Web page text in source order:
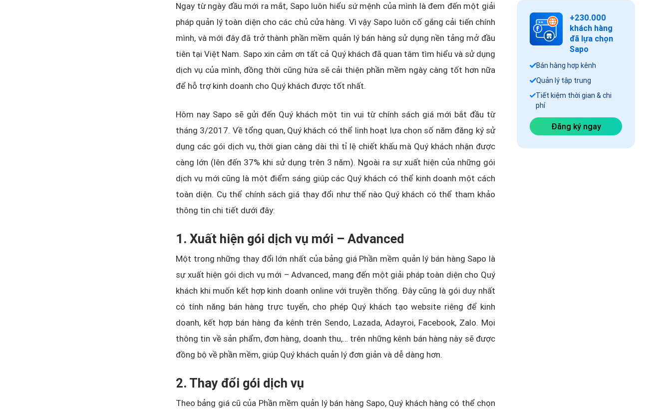
+230.000
khách hàng
đã lựa chọn
Sapo
Bán hàng hợp kênh
Quản lý tập trung
Tiết kiệm thời gian & chi
phí
Đăng ký ngay
Ngay từ ngày đầu mới ra mắt, Sapo luôn hiểu sứ mệnh của mình là đem đến một giải
pháp quản lý toàn diện cho các chủ cửa hàng. Vì vậy Sapo luôn cố gắng cải tiến chính
mình, và mới đây đã trở thành phần mềm quản lý bán hàng sử dụng nền tảng mở đầu
tiên tại Việt Nam. Sapo xin cảm ơn tất cả Quý khách đã quan tâm tìm hiểu và sử dụng
dịch vụ của mình, đồng thời cũng hứa sẽ cải thiện phần mềm ngày càng tốt hơn nữa
để hỗ trợ kinh doanh cho Quý khách được tốt nhất.
Hôm nay Sapo sẽ gửi đến Quý khách một tin vui từ chính sách giá mới bắt đầu từ
tháng 3/2017. Về tổng quan, Quý khách có thể linh hoạt lựa chọn số năm đăng ký sử
dụng các gói dịch vụ, thời gian càng dài thì tỉ lệ chiết khấu mà Quý khách nhận được
càng lớn (lên đến 37% khi sử dụng trên 3 năm). Ngoài ra sự xuất hiện của những gói
dịch vụ mới cũng là một điểm sáng giúp các Quý khách có thể kinh doanh một cách
toàn diện. Cụ thể chính sách giá thay đổi như thế nào Quý khách có thể tham khảo
thông tin chi tiết dưới đây:
1. Xuất hiện gói dịch vụ mới – Advanced
Một trong những thay đổi lớn nhất của bảng giá Phần mềm quản lý bán hàng Sapo là
sự xuất hiện gói dịch vụ mới – Advanced, mang đến một giải pháp toàn diện cho Quý
khách khi muốn kết hợp kinh doanh online với truyền thống. Đây cũng là gói duy nhất
có tính năng bán hàng trực tuyến, cho phép Quý khách tạo website riêng để kinh
doanh, kết hợp bán hàng đa kênh trên Sendo, Lazada, Adayroi, Facebook, Zalo. Mọi
thông tin về sản phẩm, đơn hàng, doanh thu,… trên những kênh bán hàng này sẽ được
đồng bộ về phần mềm, giúp Quý khách quản lý đơn giản và dễ dàng hơn.
2. Thay đổi gói dịch vụ
Theo bảng giá cũ của Phần mềm quản lý bán hàng Sapo, Quý khách hàng có thể chọn